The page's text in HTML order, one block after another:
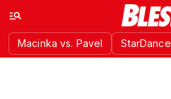
Macinka vs. Pavel StarDance